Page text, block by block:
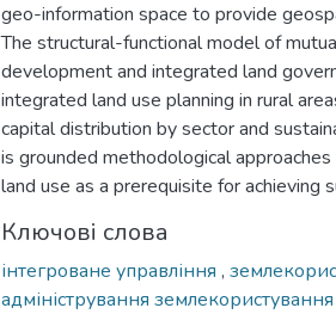
geo-information space to provide
The structural-functional model of
development and integrated land
integrated land use planning in rural
capital distribution by sector and
is grounded methodological
land use as a prerequisite for
Ключові слова
інтегроване управління ,
адміністрування землекористування